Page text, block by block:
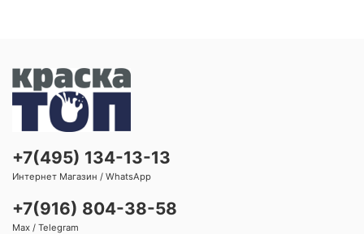
+7(495) 134-13-13
Интернет Магазин / WhatsApp
+7(916) 804-38-58
Max / Telegram